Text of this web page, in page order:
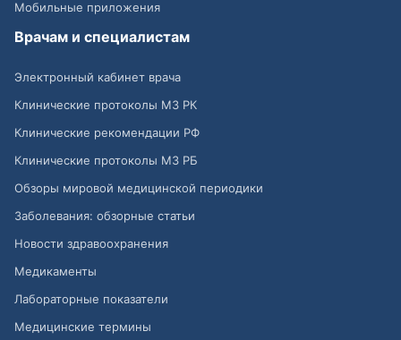
Мобильные приложения
Врачам и специалистам
Электронный кабинет врача
Клинические протоколы МЗ РК
Клинические рекомендации РФ
Клинические протоколы МЗ РБ
Обзоры мировой медицинской периодики
Заболевания: обзорные статьи
Новости здравоохранения
Медикаменты
Лабораторные показатели
Медицинские термины